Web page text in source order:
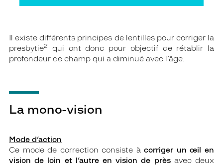
Il existe différents principes de lentilles pour corriger la
presbytie2
qui ont donc pour objectif de rétablir la
profondeur de champ qui a diminué avec l’âge.
La mono-vision
Mode d’action
Ce mode de correction consiste àcorriger un œil en
vision de loin et l’autre en vision de prèsavec deux